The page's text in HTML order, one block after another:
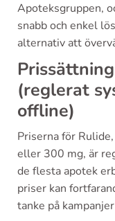
Apoteksgruppen,
snabb och enkel
alternativ att
(reglerat
offline)
Priserna för
eller 300 mg, är
de flesta apotek
priser kan
tanke på